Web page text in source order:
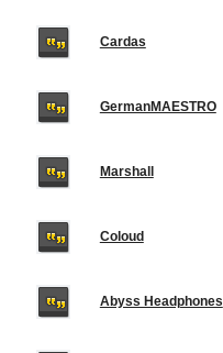
Cardas
GermanMAESTRO
Marshall
Coloud
Abyss Headphones